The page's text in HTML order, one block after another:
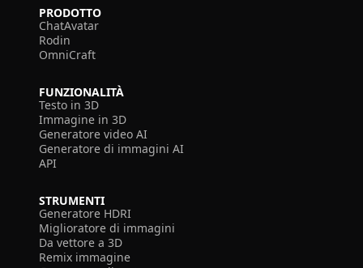
PRODOTTO
ChatAvatar
Rodin
OmniCraft
FUNZIONALITÀ
Testo in 3D
Immagine in 3D
Generatore video AI
Generatore di immagini AI
API
STRUMENTI
Generatore HDRI
Miglioratore di immagini
Da vettore a 3D
Remix immagine